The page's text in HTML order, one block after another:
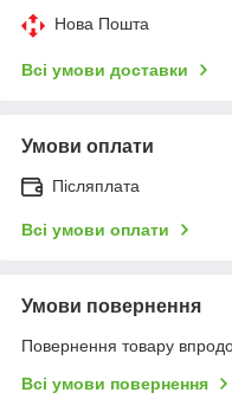
Нова Пошта
Всі умови доставки
Умови оплати
Післяплата
Всі умови оплати
Умови повернення
Повернення товару
Всі умови повернення